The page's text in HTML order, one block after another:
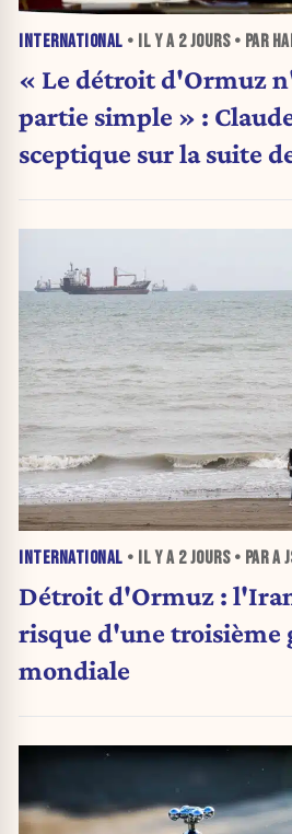
INTERNATIONAL • IL Y A 2 JOURS• PAR
« Le détroit d'Ormuz
partie simple » :
sceptique sur la suite
INTERNATIONAL • IL Y A 2 JOURS• PAR A
Détroit d'Ormuz :
risque d'une troisième
mondiale